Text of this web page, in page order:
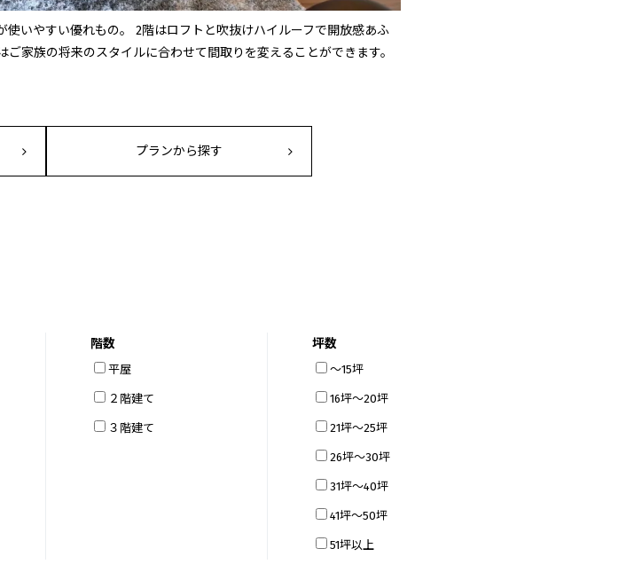
いやすい優れもの。 2階はロフトと吹抜けハイルーフで開放感あふ
家族の将来のスタイルに合わせて間取りを変えることができます。
プランから探す
階数
平屋
２階建て
３階建て
坪数
～15坪
16坪～20坪
21坪～25坪
26坪～30坪
31坪～40坪
41坪～50坪
51坪以上